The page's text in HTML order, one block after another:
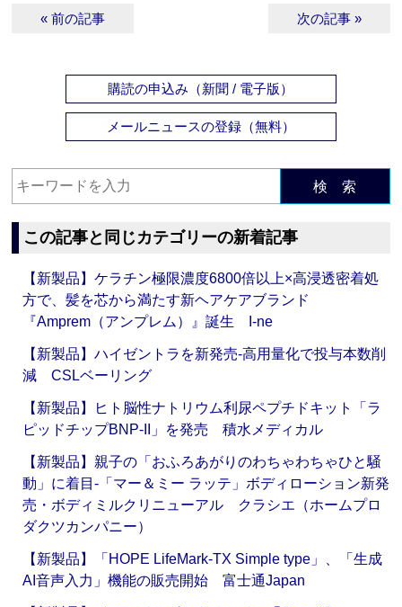
« 前の記事 次の記事 »
購読の申込み（新聞 / 電子版）
メールニュースの登録（無料）
検 索
この記事と同じカテゴリーの新着記事
【新製品】ケラチン極限濃度6800倍以上×高浸透密着処
方で、髪を芯から満たす新ヘアケアブランド
『Amprem（アンプレム）』誕生 I-ne
【新製品】ハイゼントラを新発売‐高用量化で投与本数削
減 CSLベーリング
【新製品】ヒト脳性ナトリウム利尿ペプチドキット「ラ
ピッドチップBNP-II」を発売 積水メディカル
【新製品】親子の「おふろあがりのわちゃわちゃひと騒
動」に着目‐「マー＆ミー ラッテ」ボディローション新発
売・ボディミルクリニューアル クラシエ（ホームプロ
ダクツカンパニー）
【新製品】「HOPE LifeMark-TX Simple type」、「生成
AI音声入力」機能の販売開始 富士通Japan